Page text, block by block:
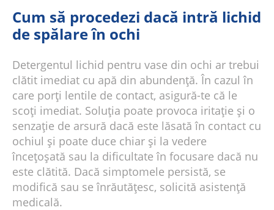
Cum să procedezi dacă intră lichid
de spălare în ochi
Detergentul lichid pentru vase din ochi ar trebui
clătit imediat cu apă din abundență. În cazul în
care porți lentile de contact, asigură-te că le
scoți imediat. Soluția poate provoca iritație și o
senzație de arsură dacă este lăsată în contact cu
ochiul și poate duce chiar și la vedere
încețoșată sau la dificultate în focusare dacă nu
este clătită. Dacă simptomele persistă, se
modifică sau se înrăutățesc, solicită asistență
medicală.